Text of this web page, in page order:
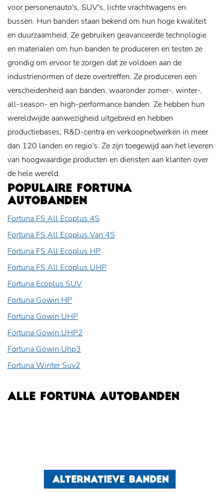
voor personenauto's, SUV's, lichte vrachtwagens en
bussen. Hun banden staan ​​bekend om hun hoge kwaliteit
en duurzaamheid. Ze gebruiken geavanceerde technologie
en materialen om hun banden te produceren en testen ze
grondig om ervoor te zorgen dat ze voldoen aan de
industrienormen of deze overtreffen. Ze produceren een
verscheidenheid aan banden, waaronder zomer-, winter-,
all-season- en high-performance banden. Ze hebben hun
wereldwijde aanwezigheid uitgebreid en hebben
productiebases, R&D-centra en verkoopnetwerken in meer
dan 120 landen en regio's. Ze zijn toegewijd aan het leveren
van hoogwaardige producten en diensten aan klanten over
de hele wereld.
POPULAIRE FORTUNA
AUTOBANDEN
Fortuna FS All Ecoplus 4S
Fortuna FS All Ecoplus Van 4S
Fortuna FS All Ecoplus HP
Fortuna FS All Ecoplus UHP
Fortuna Ecoplus SUV
Fortuna Gowin HP
Fortuna Gowin UHP
Fortuna Gowin UHP2
Fortuna Gowin Uhp3
Fortuna Winter Suv2
ALLE FORTUNA AUTOBANDEN
ALTERNATIEVE BANDEN